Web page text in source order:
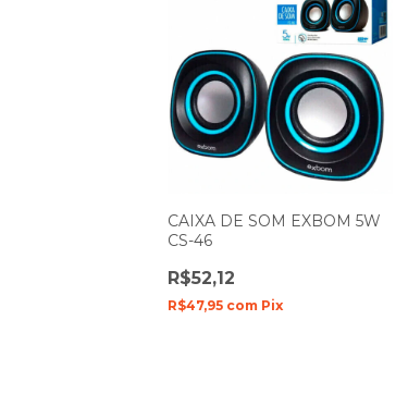
CAIXA DE SOM EXBOM 5W
CS-46
R$52,12
R$47,95 com Pix